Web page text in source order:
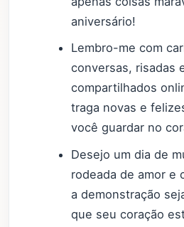
aniversário!
Lembro-me com
conversas, risadas
compartilhados
traga novas e
você guardar no
Desejo um dia de
rodeada de amor e
a demonstração
que seu coração